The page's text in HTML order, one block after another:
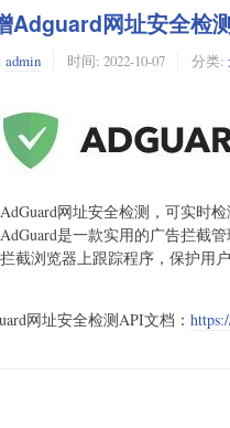
Adguard网址安全检
admin 时间: 2022-10-07 分类:
网址安全检测，可实时
是一款实用的广告拦截
截浏览器上跟踪程序，保护用
网址安全检测API文档：